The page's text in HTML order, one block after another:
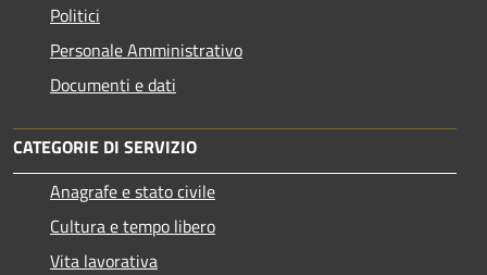
Politici
Personale Amministrativo
Documenti e dati
CATEGORIE DI SERVIZIO
Anagrafe e stato civile
Cultura e tempo libero
Vita lavorativa